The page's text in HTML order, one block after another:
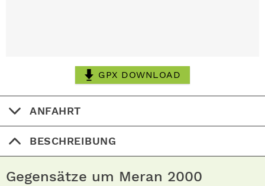
GPX DOWNLOAD
ANFAHRT
BESCHREIBUNG
Gegensätze um Meran 2000